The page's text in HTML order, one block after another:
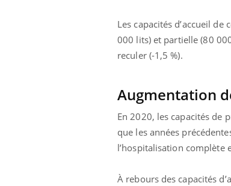
Les capacités d’accueil
000 lits) et partielle (80
reculer (-1,5 %).
Augmentation
En 2020, les capacités de
que les années
l’hospitalisation complète
À rebours des capacités